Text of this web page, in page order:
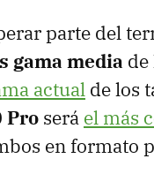
parte del
gama media
actual de los
Pro será el más
en formato